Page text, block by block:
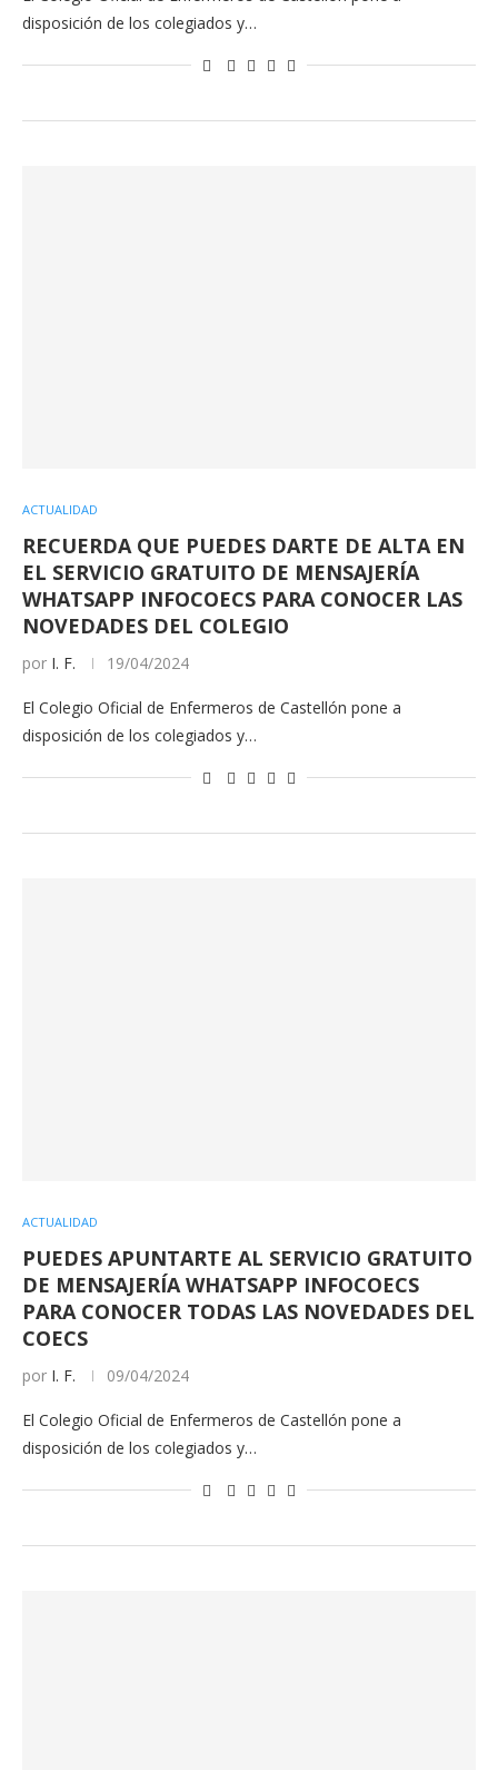
disposición de los colegiados y…
ACTUALIDAD
RECUERDA QUE PUEDES DARTE DE ALTA EN
EL SERVICIO GRATUITO DE MENSAJERÍA
WHATSAPP INFOCOECS PARA CONOCER LAS
NOVEDADES DEL COLEGIO
por I. F. 19/04/2024
El Colegio Oficial de Enfermeros de Castellón pone a
disposición de los colegiados y…
ACTUALIDAD
PUEDES APUNTARTE AL SERVICIO GRATUITO
DE MENSAJERÍA WHATSAPP INFOCOECS
PARA CONOCER TODAS LAS NOVEDADES DEL
COECS
por I. F. 09/04/2024
El Colegio Oficial de Enfermeros de Castellón pone a
disposición de los colegiados y…